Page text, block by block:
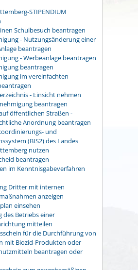
STIPENDIUM
Schulbesuch beantragen
- Nutzungsänderung einer
beantragen
- Werbeanlage beantragen
beantragen
im vereinfachten
- Einsicht nehmen
beantragen
öffentlichen Straßen -
Anordnung beantragen
und
(BIS2) des Landes
nutzen
beantragen
im Kenntnisgabeverfahren
Dritter mit internen
anzeigen
einsehen
des Betriebs einer
mitteilen
für die Durchführung von
mit Biozid-Produkten oder
beantragen oder